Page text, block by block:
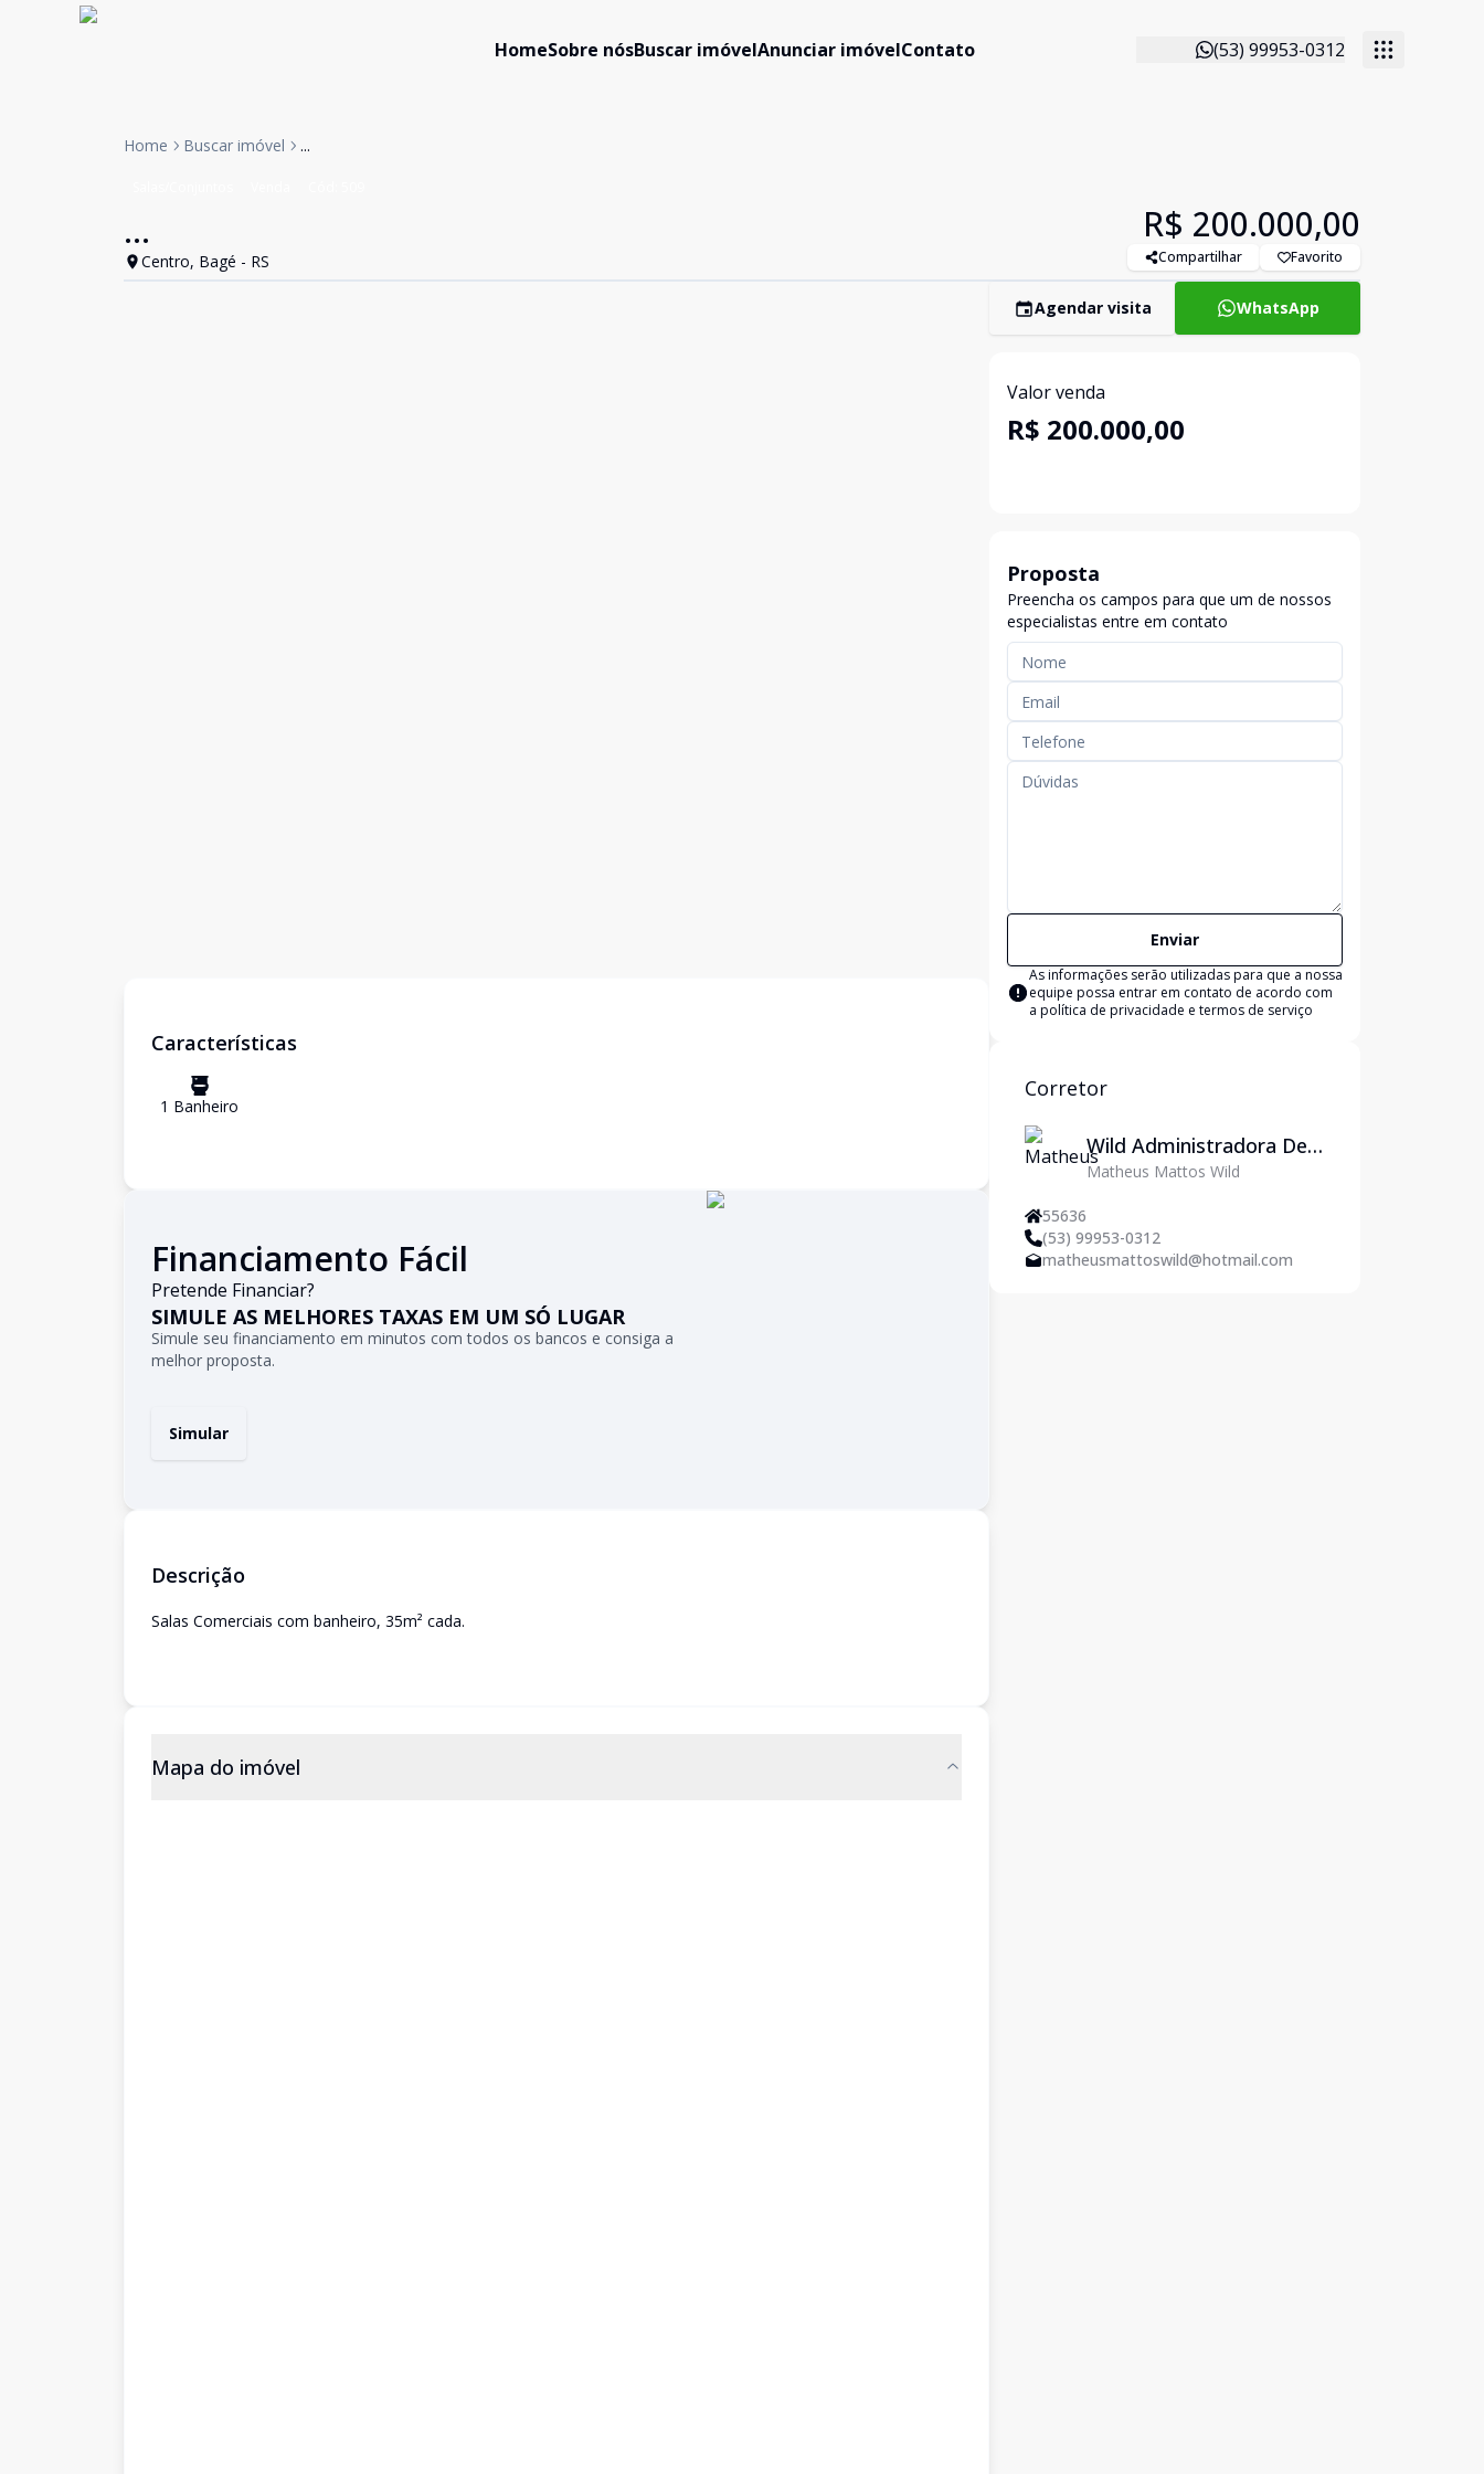
HomeSobre nósBuscar imóvelAnunciar imóvelContato (53) 99953-0312
Home Buscar imóvel ...
...
Centro, Bagé - RS
R$ 200.000,00
Compartilhar Favorito
Características
1 Banheiro
Financiamento Fácil
Pretende Financiar?
SIMULE AS MELHORES TAXAS EM UM SÓ LUGAR
Simule seu financiamento em minutos com todos os bancos e consiga a
melhor proposta.
Simular
Descrição
Salas Comerciais com banheiro, 35m² cada.
Mapa do imóvel
Agendar visita WhatsApp
Valor venda
R$ 200.000,00
Proposta
Preencha os campos para que um de nossos
especialistas entre em contato
Enviar
As informações serão utilizadas para que a nossa
equipe possa entrar em contato de acordo com
a política de privacidade e termos de serviço
Corretor
Wild Administradora De
Imóveis Ltda
Matheus Mattos Wild
55636
(53) 99953-0312
matheusmattoswild@hotmail.com